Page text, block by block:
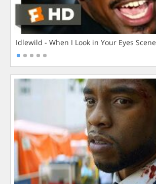
Idlewild - When I Look in Your Eyes Scene